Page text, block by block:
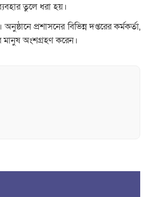
তুলে ধরা হয়।
প্রশাসনের বিভিন্ন দপ্তরের কর্মকর্তা,
মানুষ অংশগ্রহণ করেন।